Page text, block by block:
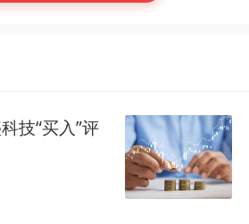
技“买入”评